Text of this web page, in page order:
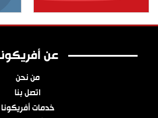
عن
من نحن
اتصل بنا
خدمات أفريكونا